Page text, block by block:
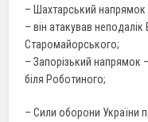
– Шахтарський напрямок
– він атакував
Старомайорського;
– Запорізький напрямок
біля Роботиного;
– Сили оборони України